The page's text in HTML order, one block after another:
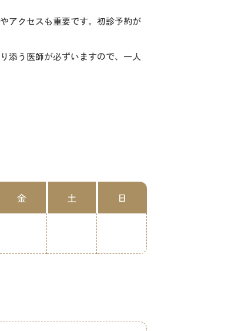
アクセスも重要です。初診予約が
添う医師が必ずいますので、一人
金 土 日